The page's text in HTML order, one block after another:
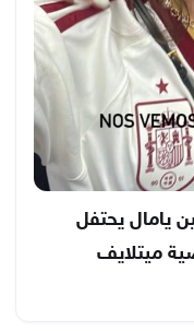
يامال يحتفل
ميتلايف